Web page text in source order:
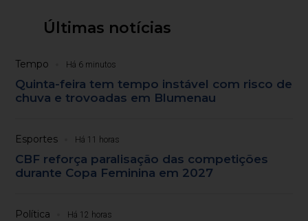
Últimas notícias
Tempo Há 6 minutos
Quinta-feira tem tempo instável com risco de
chuva e trovoadas em Blumenau
Esportes Há 11 horas
CBF reforça paralisação das competições
durante Copa Feminina em 2027
Política Há 12 horas